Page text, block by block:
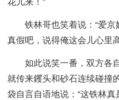
花儿来！”
铁林哥也笑着说：“爱
真假吧，说得俺这会儿心里
如此说笑一番，双方各
就传来钁头和砂石连续碰撞
袋自言自语地说：“这铁林